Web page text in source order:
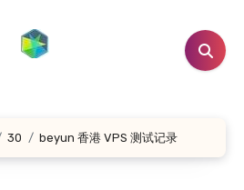
30 beyun 香港 VPS 测试记录